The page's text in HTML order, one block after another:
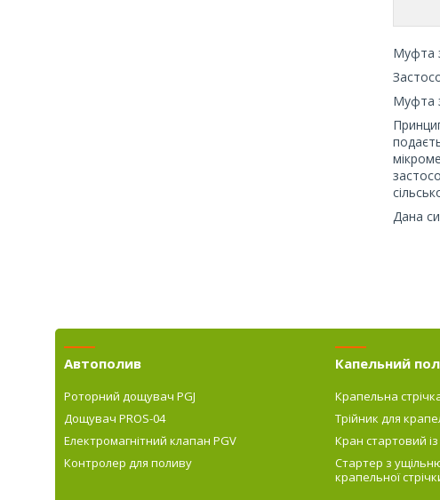
Муфта
Муфта
Дана
Автополив
Роторний дощувач PGJ
Дощувач PROS-04
Електромагнітний клапан PGV
Контролер для поливу
Капельний
Крапельна
Трійник для
Кран стартовий
Стартер з
крапельної